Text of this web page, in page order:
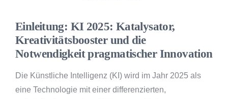
Einleitung: KI 2025: Katalysator,
Kreativitätsbooster und die
Notwendigkeit pragmatischer Innovation
Die Künstliche Intelligenz (KI) wird im Jahr 2025 als
eine Technologie mit einer differenzierten,